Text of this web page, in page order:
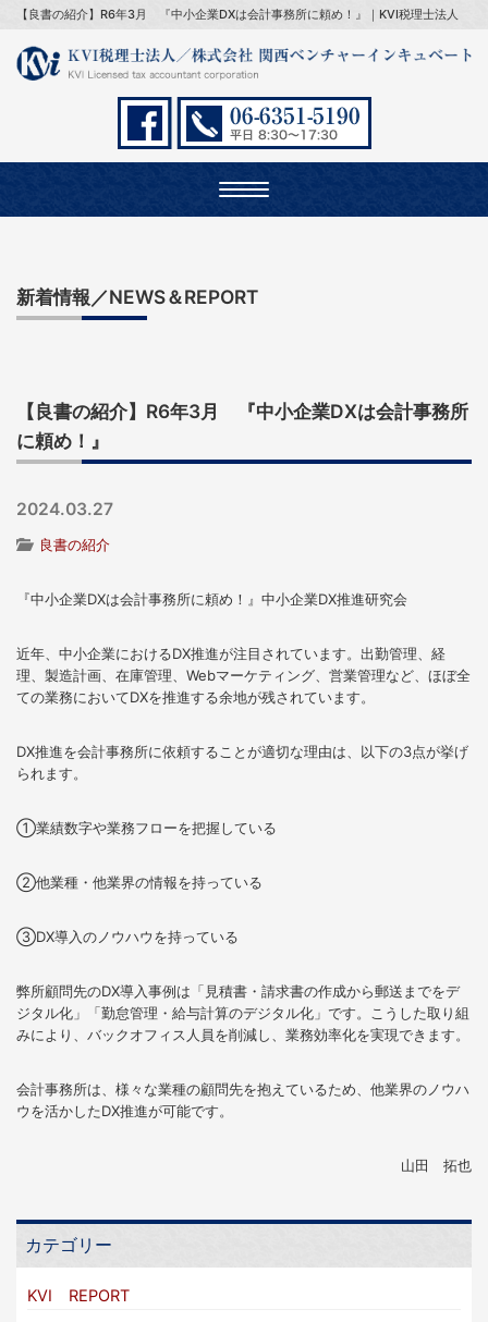
【良書の紹介】R6年3月 『中小企業DXは会計事務所に頼め！』｜KVI税理士法人
Toggle
navigation
新着情報／NEWS＆REPORT
【良書の紹介】R6年3月 『中小企業DXは会計事務所
に頼め！』
2024.03.27
良書の紹介
『中小企業DXは会計事務所に頼め！』中小企業DX推進研究会
近年、中小企業におけるDX推進が注目されています。出勤管理、経
理、製造計画、在庫管理、Webマーケティング、営業管理など、ほぼ全
ての業務においてDXを推進する余地が残されています。
DX推進を会計事務所に依頼することが適切な理由は、以下の3点が挙げ
られます。
①業績数字や業務フローを把握している
②他業種・他業界の情報を持っている
③DX導入のノウハウを持っている
弊所顧問先のDX導入事例は「見積書・請求書の作成から郵送までをデ
ジタル化」「勤怠管理・給与計算のデジタル化」です。こうした取り組
みにより、バックオフィス人員を削減し、業務効率化を実現できます。
会計事務所は、様々な業種の顧問先を抱えているため、他業界のノウハ
ウを活かしたDX推進が可能です。
山田 拓也
カテゴリー
KVI REPORT